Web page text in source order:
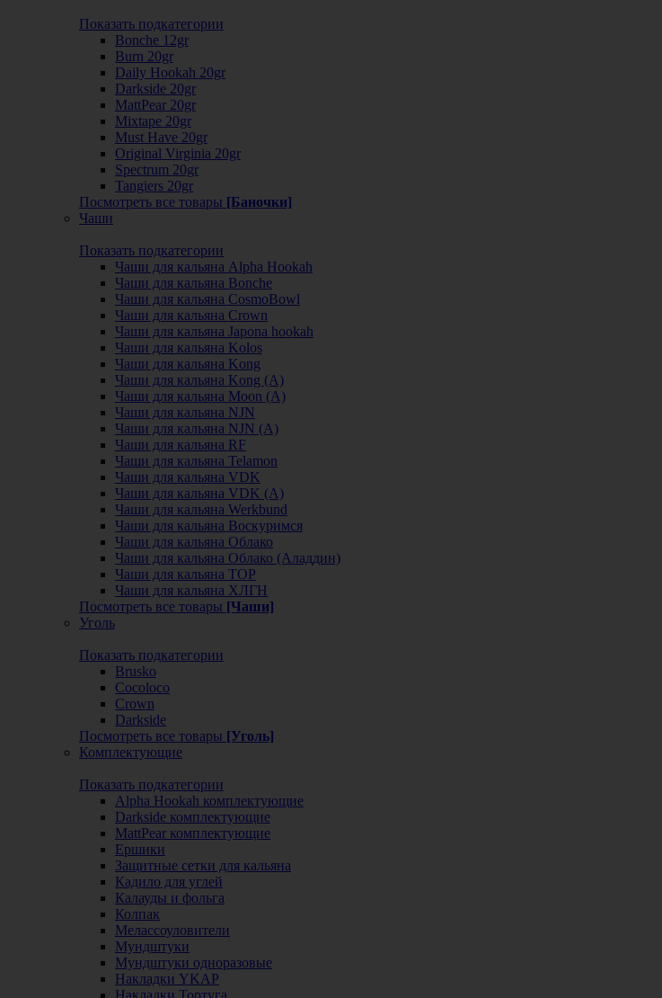
Показать подкатегории
Bonche 12gr
Burn 20gr
Daily Hookah 20gr
Darkside 20gr
MattPear 20gr
Mixtape 20gr
Must Have 20gr
Original Virginia 20gr
Spectrum 20gr
Tangiers 20gr
Посмотреть все товары [Баночки]
Чаши
Показать подкатегории
Чаши для кальяна Alpha Hookah
Чаши для кальяна Bonche
Чаши для кальяна CosmoBowl
Чаши для кальяна Crown
Чаши для кальяна Japona hookah
Чаши для кальяна Kolos
Чаши для кальяна Kong
Чаши для кальяна Kong (A)
Чаши для кальяна Moon (А)
Чаши для кальяна NJN
Чаши для кальяна NJN (А)
Чаши для кальяна RF
Чаши для кальяна Telamon
Чаши для кальяна VDK
Чаши для кальяна VDK (А)
Чаши для кальяна Werkbund
Чаши для кальяна Воскуримся
Чаши для кальяна Облако
Чаши для кальяна Облако (Аладдин)
Чаши для кальяна ТОР
Чаши для кальяна ХЛГН
Посмотреть все товары [Чаши]
Уголь
Показать подкатегории
Brusko
Cocoloco
Crown
Darkside
Посмотреть все товары [Уголь]
Комплектующие
Показать подкатегории
Alpha Hookah комплектующие
Darkside комплектующие
MattPear комплектующие
Ершики
Защитные сетки для кальяна
Кадило для углей
Калауды и фольга
Колпак
Мелассоуловители
Мундштуки
Мундштуки одноразовые
Накладки YKAP
Накладки Тортуга